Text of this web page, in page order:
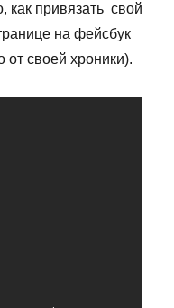
как привязать свой
на фейсбук
от своей хроники).